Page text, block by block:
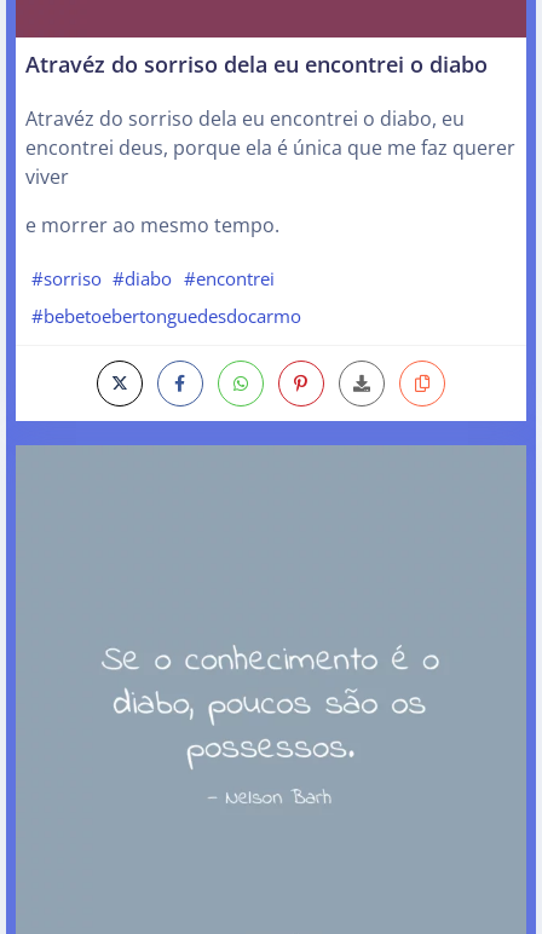
Atravéz do sorriso dela eu encontrei o diabo
Atravéz do sorriso dela eu encontrei o diabo, eu
encontrei deus, porque ela é única que me faz querer
viver
e morrer ao mesmo tempo.
#sorriso #diabo #encontrei
#bebetoebertonguedesdocarmo